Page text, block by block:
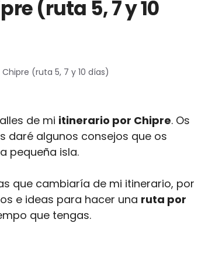
(ruta 5, 7 y 10
(ruta 5, 7 y 10 días)
de mi itinerario por Chipre. Os
daré algunos consejos que os
pequeña isla.
que cambiaría de mi itinerario, por
e ideas para hacer una ruta por
que tengas.